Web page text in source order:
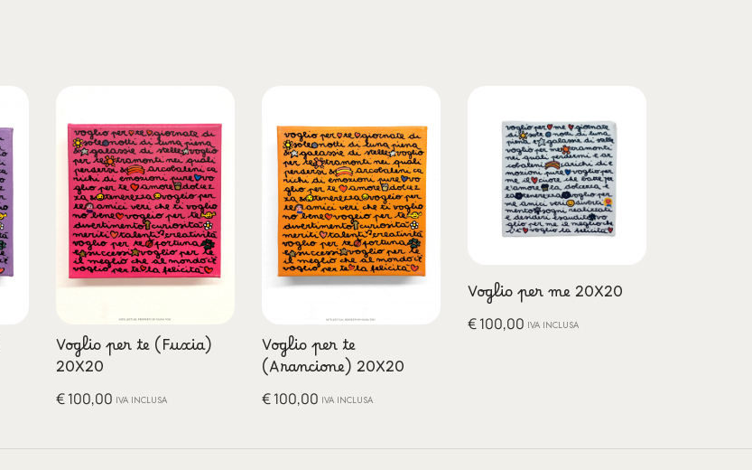
Voglio per te (Fuxia)
20X20
€100,00 IVA INCLUSA
Voglio per te
(Arancione) 20X20
€100,00 IVA INCLUSA
Voglio per me 20X20
€100,00 IVA INCLUSA